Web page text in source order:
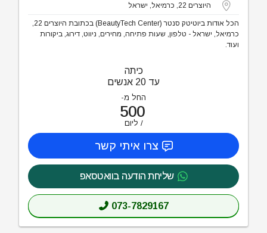
היוצרים 22, כרמיאל, ישראל
כרמיאל, ישראל - טלפון, שעות פתיחה, מחירים, ניווט, דירוג, ביקורות
ועוד.
כיתה
עד 20 אנשים
החל מ-
500
ליום
צרו איתי קשר
שליחת הודעה בוואטסאפ
073-7829167